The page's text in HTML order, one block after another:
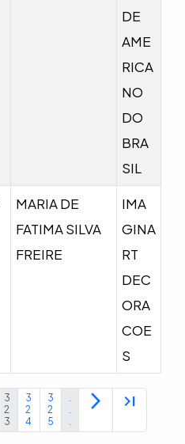
DE
AME
RICA
NO
DO
BRA
SIL
MARIA DE
FATIMA SILVA
FREIRE
IMA
GINA
RT
DEC
ORA
COE
S
3
2
3
3
2
4
3
2
5
.
.
.
arrow_forward_ios last_page